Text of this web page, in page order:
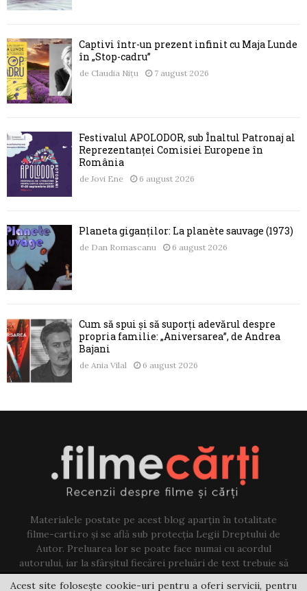
Captivi într-un prezent infinit cu Maja Lunde
în „Stop-cadru”
de Claudia Nițu 7 august 2026
Festivalul APOLODOR, sub Înaltul Patronaj al
Reprezentanței Comisiei Europene în
România
de Jovi Ene 6 august 2026
Planeta giganților: La planète sauvage (1973)
de Dan Romascanu 6 august 2026
Cum să spui și să suporți adevărul despre
propria familie: „Aniversarea”, de Andrea
Bajani
de Ania Vilal 6 august 2026
Materialele postate pe acest blog aparțin în totalitate
filme-carti.ro și se află sub protecția Legii Dreptului de
Autor. Preluarea lor se poate face numai cu acordul
autorului, iar la sfârșitul fiecărei preluări de text trebuie să
existe un link către acest blog.
Acest site folosește cookie-uri pentru a oferi servicii, pentru